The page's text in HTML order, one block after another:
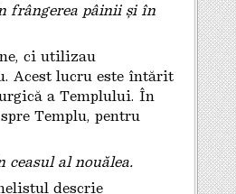
frângerea pâinii și în
ci utilizau
Acest lucru este întărit
a Templului. În
Templu, pentru
al nouălea.
descrie